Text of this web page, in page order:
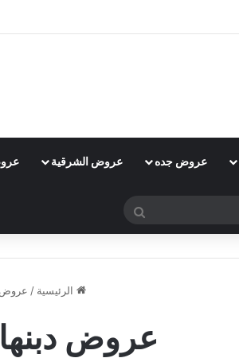
عروض جده عروض الشرقية
بحث
الرئيسية / عروض
عروض